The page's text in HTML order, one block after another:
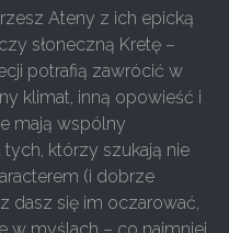
Ateny z ich epicką
słoneczną Kretę –
potrafią zawrócić w
klimat, inną opowieść i
mają wspólny
którzy szukają nie
(i dobrze
dasz się im oczarować,